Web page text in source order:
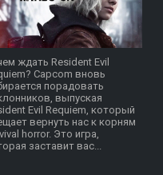
ждать Resident Evil
Capcom вновь
порадовать
выпуская
Evil Requiem, который
вернуть нас к корням
horror. Это игра,
заставит вас...